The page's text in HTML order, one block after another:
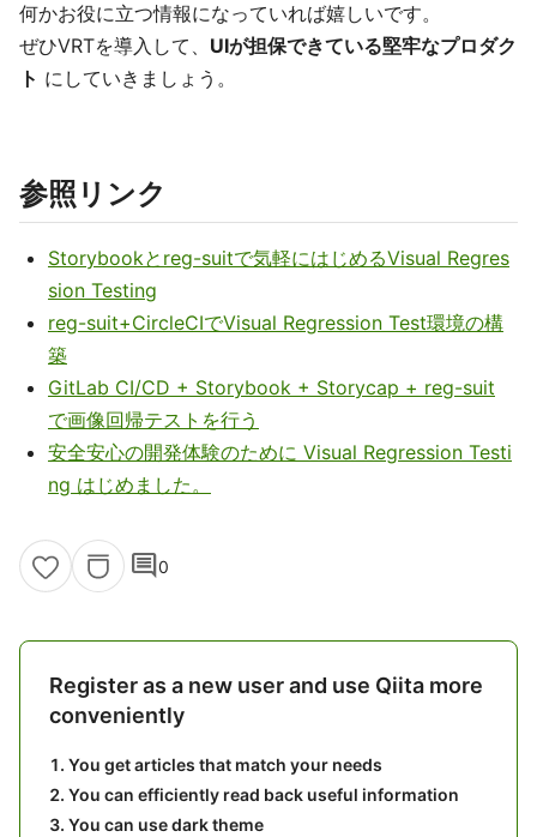
何かお役に立つ情報になっていれば嬉しいです。
ぜひVRTを導入して、 UIが担保できている堅牢なプロダク
ト にしていきましょう。
参照リンク
Storybookとreg-suitで気軽にはじめるVisual Regres
sion Testing
reg-suit+CircleCIでVisual Regression Test環境の構
築
GitLab CI/CD + Storybook + Storycap + reg-suit
で画像回帰テストを行う
安全安心の開発体験のために Visual Regression Testi
ng はじめました。
comment0
Register as a new user and use Qiita more
conveniently
You get articles that match your needs
You can efficiently read back useful information
You can use dark theme